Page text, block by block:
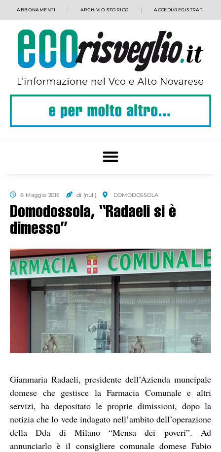
ABBONAMENTI ARCHIVIO STORICO ACCEDI/REGISTRATI
8 Maggio 2019 di (null) DOMODOSSOLA
Domodossola, “Radaeli si è
dimesso”
Gianmaria Radaeli, presidente dell’Azienda muncipale
domese che gestisce la Farmacia Comunale e altri
servizi, ha depositato le proprie dimissioni, dopo la
notizia che lo vede indagato nell’ambito dell’operazione
della Dda di Milano “Mensa dei poveri”. Ad
annunciarlo è il consigliere comunale domese Fabio